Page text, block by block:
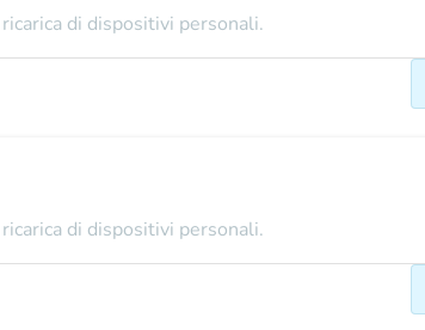
di dispositivi personali.
di dispositivi personali.